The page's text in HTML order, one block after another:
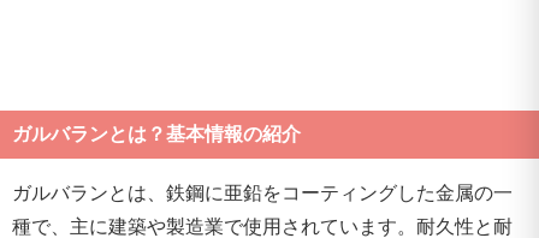
ガルバランとは？基本情報の紹介
ガルバランとは、鉄鋼に亜鉛をコーティングした金属の一
種で、主に建築や製造業で使用されています。耐久性と耐